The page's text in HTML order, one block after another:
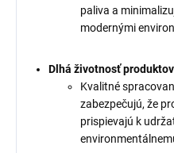
paliva a
modernými
Dlhá životnosť
Kvalitné
zabezpečujú, že
prispievajú k